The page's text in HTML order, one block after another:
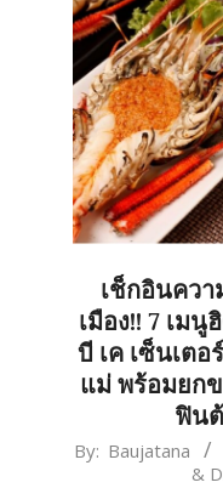
เช็กอินคว
เมือง!! 7 เม
บี เค เซ็นเต
แม่ พร้อมยก
ฟิน
2026-
By: Baujatana
&